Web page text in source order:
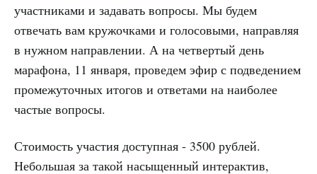
участниками и задавать вопросы. Мы будем
отвечать вам кружочками и голосовыми, направляя
в нужном направлении. А на четвертый день
марафона, 11 января, проведем эфир с подведением
промежуточных итогов и ответами на наиболее
частые вопросы.
Стоимость участия доступная - 3500 рублей.
Небольшая за такой насыщенный интерактив,